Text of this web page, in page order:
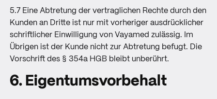
5.7 Eine Abtretung der vertraglichen Rechte durch den
Kunden an Dritte ist nur mit vorheriger ausdrücklicher
schriftlicher Einwilligung von Vayamed zulässig. Im
Übrigen ist der Kunde nicht zur Abtretung befugt. Die
Vorschrift des § 354a HGB bleibt unberührt.
6. Eigentumsvorbehalt